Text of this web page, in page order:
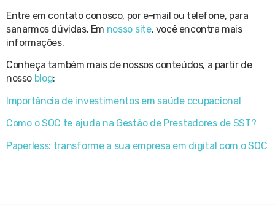
Entre em contato conosco, por e-mail ou telefone, para
sanarmos dúvidas. Em nosso site, você encontra mais
informações.
Conheça também mais de nossos conteúdos, a partir de
nosso blog:
Importância de investimentos em saúde ocupacional
Como o SOC te ajuda na Gestão de Prestadores de SST?
Paperless: transforme a sua empresa em digital com o SOC